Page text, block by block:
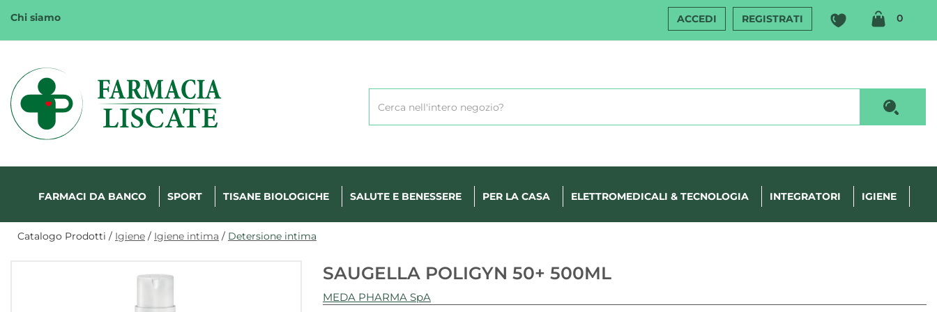
Chi siamo ACCEDI REGISTRATI 0
Margherita
FarmaWeb
Prodotto
FARMACI DA BANCO SPORT TISANE BIOLOGICHE SALUTE E BENESSERE PER LA CASA ELETTROMEDICALI & TECNOLOGIA INTEGRATORI IGIENE
Catalogo Prodotti / Igiene / Igiene intima / Detersione intima
SAUGELLA POLIGYN 50+ 500ML
MEDA PHARMA SpA